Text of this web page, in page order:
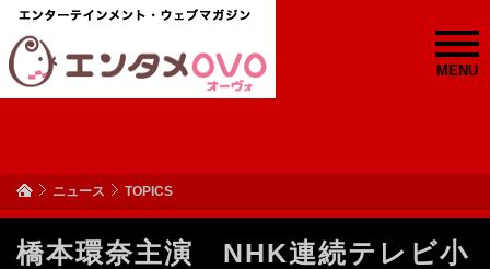
MENU
ニュース TOPICS
橋本環奈主演 NHK連続テレビ小